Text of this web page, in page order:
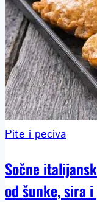
Pite i peciva
Sočne
od šunke, sira